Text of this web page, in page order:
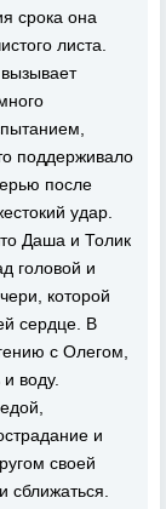
срока она
листа.
поддерживало
после
удар.
Даша и Толик
головой и
которой
сердце. В
с Олегом,
воду.
и
своей